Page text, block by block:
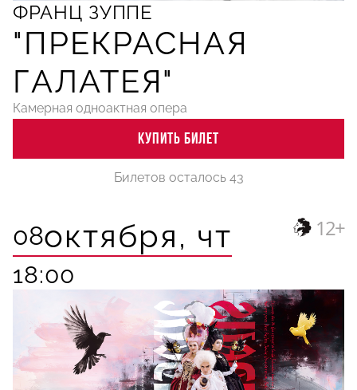
ФРАНЦ ЗУППЕ
"ПРЕКРАСНАЯ
ГАЛАТЕЯ"
Камерная одноактная опера
КУПИТЬ БИЛЕТ
Билетов осталось 43
08октября, чт
18:00
12+